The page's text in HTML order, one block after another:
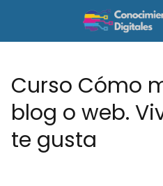
Curso Cómo
blog o web.
te gusta